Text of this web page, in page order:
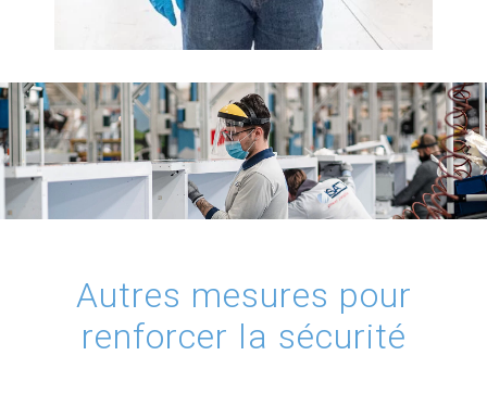
Autres mesures pour
renforcer la sécurité